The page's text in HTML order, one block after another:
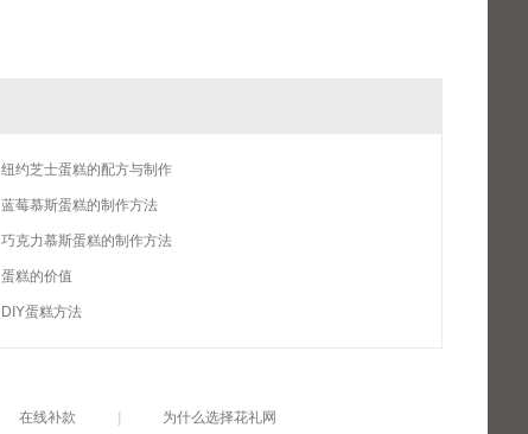
纽约芝士蛋糕的配方与制作
蓝莓慕斯蛋糕的制作方法
巧克力慕斯蛋糕的制作方法
蛋糕的价值
DIY蛋糕方法
在线补款 为什么选择花礼网